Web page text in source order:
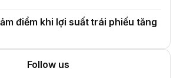
điểm khi lợi suất trái phiếu tăng
Follow us